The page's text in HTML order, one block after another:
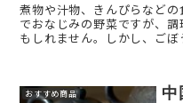
煮物や汁物、きんぴらなど
でおなじみの野菜ですが、
もしれません。しかし、ご
おすすめ商品
中